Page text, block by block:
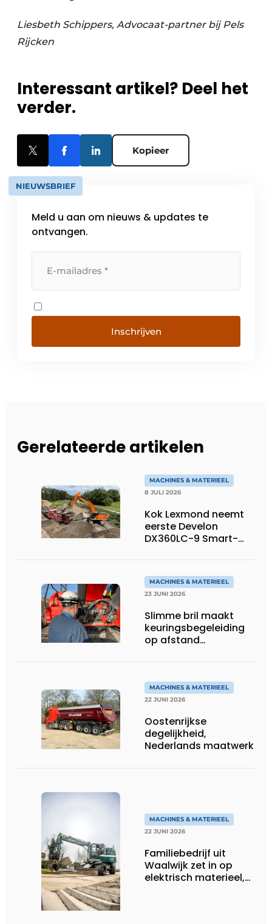
Liesbeth Schippers, Advocaat-partner bij Pels
Rijcken
Interessant artikel? Deel het
verder.
Kopieer
NIEUWSBRIEF
Meld u aan om nieuws & updates te
ontvangen.
Inschrijven
Gerelateerde artikelen
MACHINES & MATERIEEL
8 JULI 2026
Kok Lexmond neemt
eerste Develon
DX360LC-9 Smart-
MACHINES & MATERIEEL
23 JUNI 2026
Slimme bril maakt
keuringsbegeleiding
op afstand
MACHINES & MATERIEEL
22 JUNI 2026
Oostenrijkse
degelijkheid,
Nederlands maatwerk
MACHINES & MATERIEEL
22 JUNI 2026
Familiebedrijf uit
Waalwijk zet in op
elektrisch materieel,